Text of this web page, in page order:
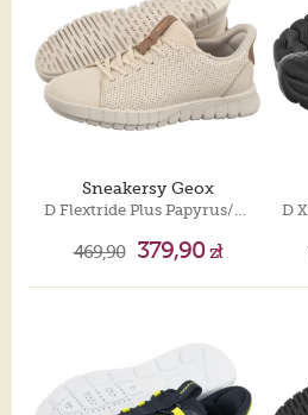
Sneakersy Geox
D Flextride Plus Papyrus/Beige D657SC 09BBC C1056
469,90 379,90zł